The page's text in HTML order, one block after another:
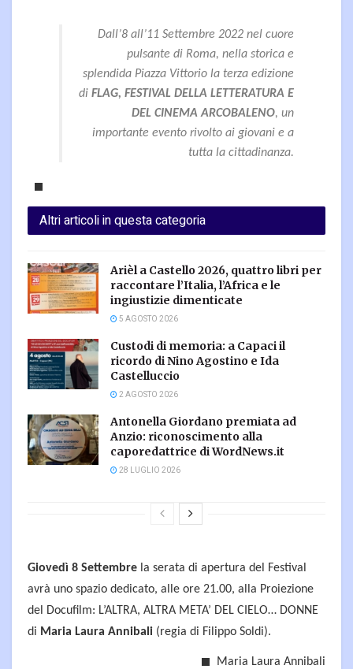
Dall’8 all’11 Settembre 2022 nel cuore
pulsante di Roma, nella storica e
splendida Piazza Vittorio la terza edizione
di FLAG, FESTIVAL DELLA LETTERATURA E
DEL CINEMA ARCOBALENO, un
importante evento rivolto ai giovani e a
tutta la cittadinanza.
Altri articoli in questa categoria
Arièl a Castello 2026, quattro libri per
raccontare l’Italia, l’Africa e le
ingiustizie dimenticate
5 AGOSTO 2026
Custodi di memoria: a Capaci il
ricordo di Nino Agostino e Ida
Castelluccio
2 AGOSTO 2026
Antonella Giordano premiata ad
Anzio: riconoscimento alla
caporedattrice di WordNews.it
28 LUGLIO 2026
Giovedì 8 Settembre la serata di apertura del Festival
avrà uno spazio dedicato, alle ore 21.00, alla Proiezione
del Docufilm: L’ALTRA, ALTRA META’ DEL CIELO… DONNE
di Maria Laura Annibali (regia di Filippo Soldi).
Maria Laura Annibali